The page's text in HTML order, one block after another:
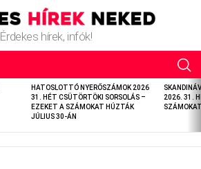
Érdekes hírek, infók!
HATOSLOTTÓ NYERŐSZÁMOK 2026
31. HÉT CSÜTÖRTÖKI SORSOLÁS –
EZEKET A SZÁMOKAT HÚZTÁK
JÚLIUS 30-ÁN
2026. 31.